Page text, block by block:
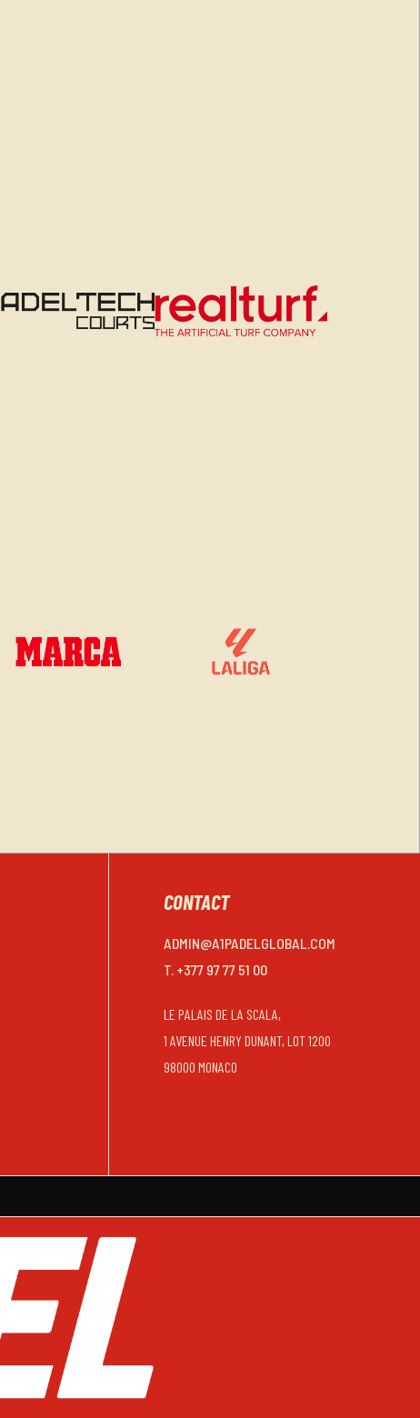
CONTACT
ADMIN@A1PADELGLOBAL.COM
T. +377 97 77 51 00
LE PALAIS DE LA SCALA,
1 AVENUE HENRY DUNANT, LOT 1200
98000 MONACO